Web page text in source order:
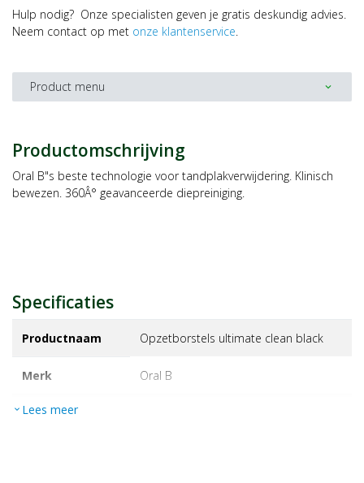
Hulp nodig? Onze specialisten geven je gratis deskundig advies.
Neem contact op met onze klantenservice.
Product menu expand_more
Productomschrijving
Oral B"s beste technologie voor tandplakverwijdering. Klinisch
bewezen. 360Â° geavanceerde diepreiniging.
Specificaties
Productnaam Opzetborstels ultimate clean black
Merk oral b
EAN
expand_more Lees meer